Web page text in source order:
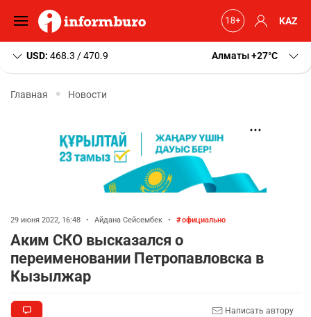
KAZ
USD: 468.3 / 470.9 Алматы+27 C
Главная Новости
29 июня 2022, 16:48 • Айдана Сейсембек • официально
Аким СКО высказался о
переименовании Петропавловска в
Кызылжар
Написать автору